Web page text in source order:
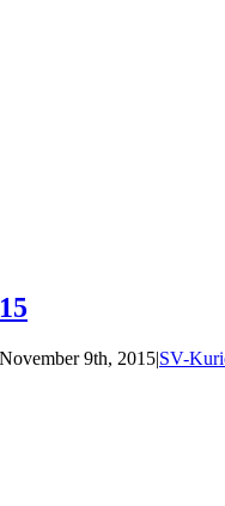
November 9th, 2015|SV-